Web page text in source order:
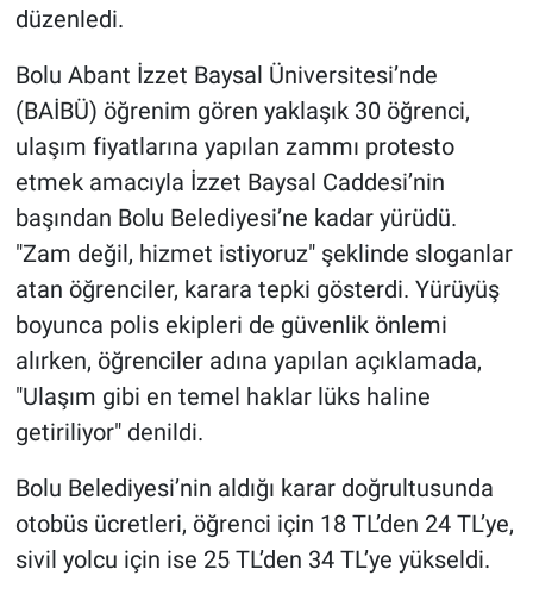
düzenledi.
Bolu Abant İzzet Baysal Üniversitesi’nde
(BAİBÜ) öğrenim gören yaklaşık 30 öğrenci,
ulaşım fiyatlarına yapılan zammı protesto
etmek amacıyla İzzet Baysal Caddesi’nin
başından Bolu Belediyesi’ne kadar yürüdü.
"Zam değil, hizmet istiyoruz" şeklinde sloganlar
atan öğrenciler, karara tepki gösterdi. Yürüyüş
boyunca polis ekipleri de güvenlik önlemi
alırken, öğrenciler adına yapılan açıklamada,
"Ulaşım gibi en temel haklar lüks haline
getiriliyor" denildi.
Bolu Belediyesi’nin aldığı karar doğrultusunda
otobüs ücretleri, öğrenci için 18 TL’den 24 TL’ye,
sivil yolcu için ise 25 TL’den 34 TL’ye yükseldi.